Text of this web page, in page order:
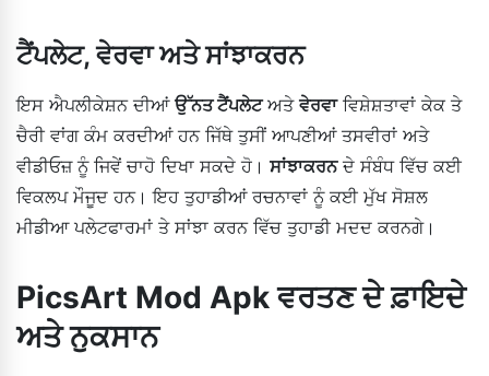
ਟੈਂਪਲੇਟ, ਵੇਰਵਾ ਅਤੇ ਸਾਂਝਾਕਰਨ
ਇਸ ਐਪਲੀਕੇਸ਼ਨ ਦੀਆਂ ਉੱਨਤ ਟੈਂਪਲੇਟਅਤੇ ਵੇਰਵਾਵਿਸ਼ੇਸ਼ਤਾਵਾਂ ਕੇਕ ਤੇ
ਚੈਰੀ ਵਾਂਗ ਕੰਮ ਕਰਦੀਆਂ ਹਨ ਜਿੱਥੇ ਤੁਸੀਂ ਆਪਣੀਆਂ ਤਸਵੀਰਾਂ ਅਤੇ
ਵੀਡੀਓਜ਼ ਨੂੰ ਜਿਵੇਂ ਚਾਹੋ ਦਿਖਾ ਸਕਦੇ ਹੋ। ਸਾਂਝਾਕਰਨਦੇ ਸੰਬੰਧ ਵਿੱਚ ਕਈ
ਵਿਕਲਪ ਮੌਜੂਦ ਹਨ। ਇਹ ਤੁਹਾਡੀਆਂ ਰਚਨਾਵਾਂ ਨੂੰ ਕਈ ਮੁੱਖ ਸੋਸ਼ਲ
ਮੀਡੀਆ ਪਲੇਟਫਾਰਮਾਂ ਤੇ ਸਾਂਝਾ ਕਰਨ ਵਿੱਚ ਤੁਹਾਡੀ ਮਦਦ ਕਰਨਗੇ।
PicsArt Mod Apk ਵਰਤਣ ਦੇ ਫ਼ਾਇਦੇ
ਅਤੇ ਨੁਕਸਾਨ